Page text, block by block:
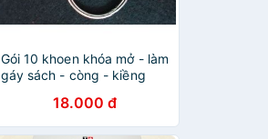
Gói 10 khoen khóa mở - làm
gáy sách - còng - kiềng
18.000 đ